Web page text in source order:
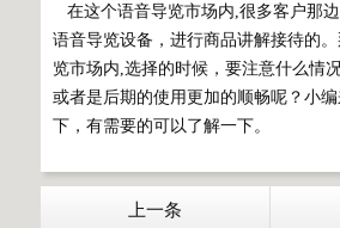
在这个语音导览市场内,很多客户那
语音导览设备，进行商品讲解接待的
览市场内,选择的时候，要注意什么情
或者是后期的使用更加的顺畅呢？小
下，有需要的可以了解一下。
上一条